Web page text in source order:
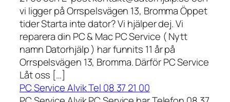
vi ligger på Orrspelsvägen 13, Bromma Öppet
tider Starta inte dator? Vi hjälper dej. Vi
reparera din PC & Mac PC Service ( Nytt
namn Datorhjälp ) har funnits 11 år på
Orrspelsvägen 13, Bromma. Därför PC Service
Låt oss […]
PC Service Alvik Tel 08 37 21 00